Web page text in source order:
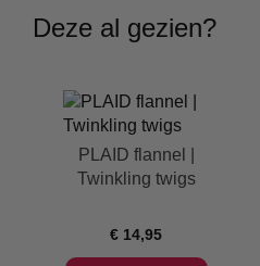
Deze al gezien?
PLAID flannel |
Twinkling twigs
€ 14,95